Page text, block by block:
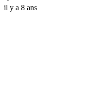
il y a 8 ans